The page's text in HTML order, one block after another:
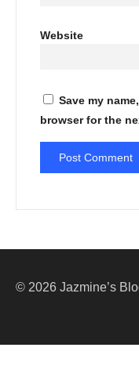
Website
Save my
browser for the
© 2026 Jazmine’s